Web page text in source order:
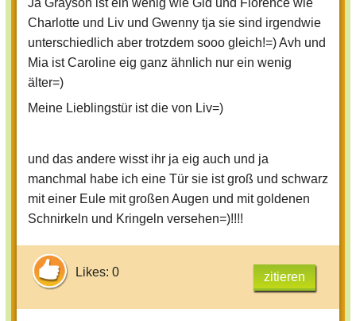
Ja Grayson ist ein wenig wie Gid und Florence wie
Charlotte und Liv und Gwenny tja sie sind irgendwie
unterschiedlich aber trotzdem sooo gleich!=) Avh und
Mia ist Caroline eig ganz ähnlich nur ein wenig
älter=)
Meine Lieblingstür ist die von Liv=)
und das andere wisst ihr ja eig auch und ja
manchmal habe ich eine Tür sie ist groß und schwarz
mit einer Eule mit großen Augen und mit goldenen
Schnirkeln und Kringeln versehen=)!!!!
Likes: 0 zitieren